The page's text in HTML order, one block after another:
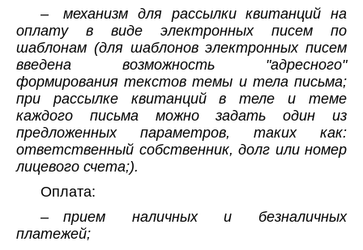
– механизм для рассылки квитанций на
оплату в виде электронных писем по
шаблонам (для шаблонов электронных писем
введена возможность "адресного"
формирования текстов темы и тела письма;
при рассылке квитанций в теле и теме
каждого письма можно задать один из
предложенных параметров, таких как:
ответственный собственник, долг или номер
лицевого счета;).
Оплата:
– прием наличных и безналичных
платежей;